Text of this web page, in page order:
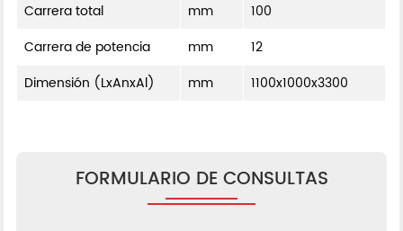
Carrera total
mm
100
Carrera de potencia
mm
12
Dimensión (LxAnxAl)
mm 1100x1000x3300
FORMULARIO DE CONSULTAS